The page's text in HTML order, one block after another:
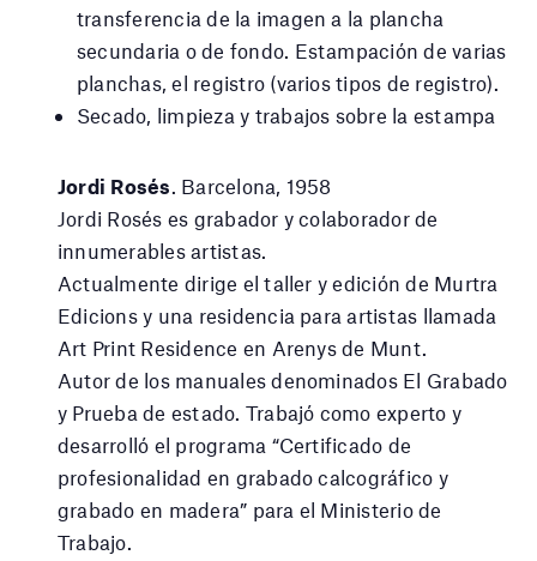
transferencia de la imagen a la plancha
secundaria o de fondo. Estampación de varias
planchas, el registro (varios tipos de registro).
Secado, limpieza y trabajos sobre la estampa
Jordi Rosés. Barcelona, 1958
Jordi Rosés es grabador y colaborador de
innumerables artistas.
Actualmente dirige el taller y edición de Murtra
Edicions y una residencia para artistas llamada
Art Print Residence en Arenys de Munt.
Autor de los manuales denominados El Grabado
y Prueba de estado. Trabajó como experto y
desarrolló el programa “Certificado de
profesionalidad en grabado calcográfico y
grabado en madera” para el Ministerio de
Trabajo.